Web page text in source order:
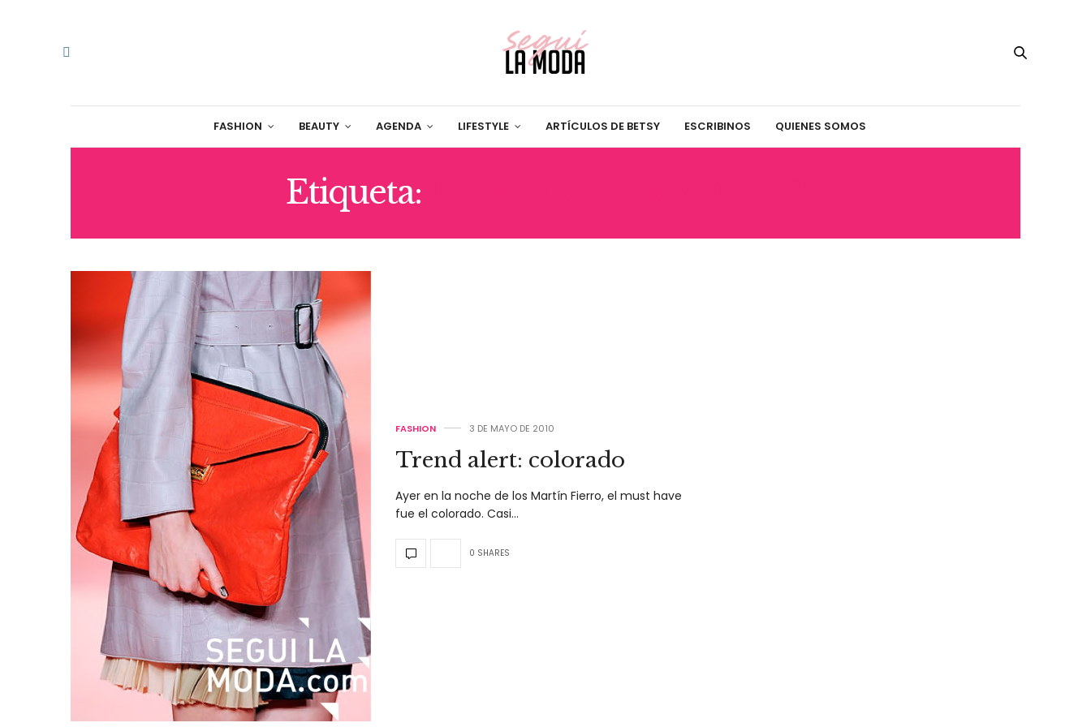
FASHION BEAUTY AGENDA LIFESTYLE ARTÍCULOS DE BETSY ESCRIBINOS QUIENES SOMOS
Etiqueta:
FASHION 3 DE MAYO DE 2010
Trend alert: colorado
Ayer en la noche de los Martín Fierro, el must have
fue el colorado. Casi…
0 SHARES